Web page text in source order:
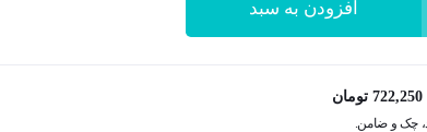
722,250 تومان